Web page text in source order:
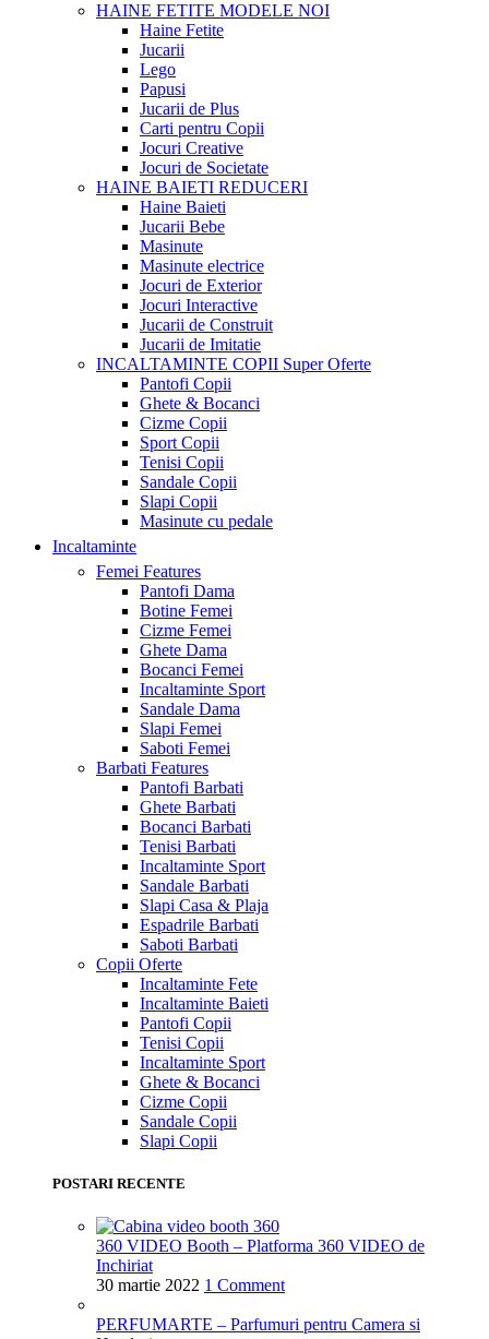
HAINE FETITE MODELE NOI
Haine Fetite
Jucarii
Lego
Papusi
Jucarii de Plus
Carti pentru Copii
Jocuri Creative
Jocuri de Societate
HAINE BAIETI REDUCERI
Haine Baieti
Jucarii Bebe
Masinute
Masinute electrice
Jocuri de Exterior
Jocuri Interactive
Jucarii de Construit
Jucarii de Imitatie
INCALTAMINTE COPII Super Oferte
Pantofi Copii
Ghete & Bocanci
Cizme Copii
Sport Copii
Tenisi Copii
Sandale Copii
Slapi Copii
Masinute cu pedale
Incaltaminte
Femei Features
Pantofi Dama
Botine Femei
Cizme Femei
Ghete Dama
Bocanci Femei
Incaltaminte Sport
Sandale Dama
Slapi Femei
Saboti Femei
Barbati Features
Pantofi Barbati
Ghete Barbati
Bocanci Barbati
Tenisi Barbati
Incaltaminte Sport
Sandale Barbati
Slapi Casa & Plaja
Espadrile Barbati
Saboti Barbati
Copii Oferte
Incaltaminte Fete
Incaltaminte Baieti
Pantofi Copii
Tenisi Copii
Incaltaminte Sport
Ghete & Bocanci
Cizme Copii
Sandale Copii
Slapi Copii
POSTARI RECENTE
360 VIDEO Booth – Platforma 360 VIDEO de
Inchiriat
30 martie 2022 1 Comment
PERFUMARTE – Parfumuri pentru Camera si